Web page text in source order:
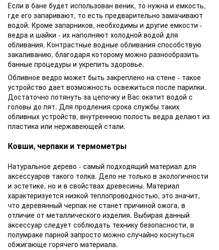
Если в бане будет использован веник, то нужна и емкость,
где его запаривают, то есть предварительно замачивают
водой. Кроме запарников, необходимы и другие емкости -
ведра и шайки - их наполняют холодной водой для
обливания. Контрастные водные обливания способствую
закаливанию, благодаря которому можно разнообразить
банные процедуры и укрепить здоровье.
Обливное ведро может быть закреплено на стене - такое
устройство дает возможность освежиться после парилки.
Достаточно потянуть за цепочку и Вас окатит водой с
головы до пят. Для продления срока службы таких
обливных устройств, внутреннюю полость ведра делают из
пластика или нержавеющей стали.
Ковши, черпаки и термометры
Натуральное дерево - самый подходящий материал для
аксессуаров такого толка. Дело не только в экологичности
и эстетике, но и в свойствах древесины. Материал
характеризуется низкой теплопроводностью, это значит,
что деревянный черпак не станет причиной ожога, в
отличие от металлического изделия. Выбирая данный
аксессуар следует соблюдать технику безопасности, в
полумраке парной запросто можно случайно коснуться
обжигающе горячего материала.